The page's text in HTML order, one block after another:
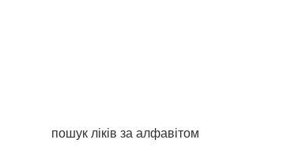
пошук ліків за алфавітом